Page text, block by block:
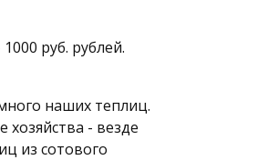
руб. рублей.
наших теплиц.
- везде
из сотового